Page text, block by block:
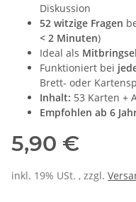
Diskussion
52 witzige Fragen
< 2 Minuten)
Ideal als Mitbringsel
Funktioniert bei
Brett- oder
Inhalt: 53 Karten +
Empfohlen ab 6
5,90 €
inkl. 19% USt. , zzgl.